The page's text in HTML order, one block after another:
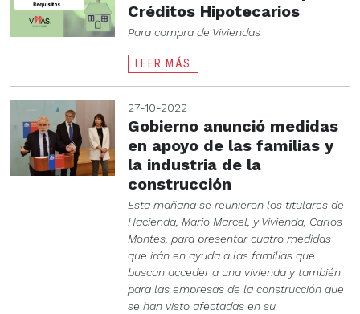
Créditos Hipotecarios
Para compra de Viviendas
LEER MÁS
27-10-2022
Gobierno anunció medidas
en apoyo de las familias y
la industria de la
construcción
Esta mañana se reunieron los titulares de
Hacienda, Mario Marcel, y Vivienda, Carlos
Montes, para presentar cuatro medidas
que irán en ayuda a las familias que
buscan acceder a una vivienda y también
para las empresas de la construcción que
se han visto afectadas en su